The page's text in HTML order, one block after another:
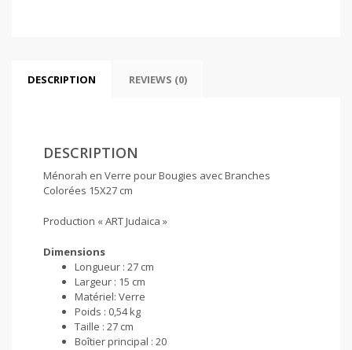
DESCRIPTION REVIEWS (0)
DESCRIPTION
Ménorah en Verre pour Bougies avec Branches
Colorées 15X27 cm
Production « ART Judaica »
Dimensions
Longueur : 27 cm
Largeur : 15 cm
Matériel: Verre
Poids : 0,54 kg
Taille : 27 cm
Boîtier principal : 20